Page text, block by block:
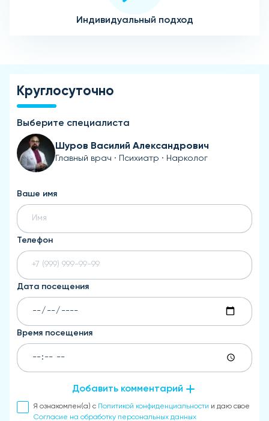
Индивидуальный подход
Круглосуточно
Выберите специалиста
Шуров Василий Александрович
Главный врач · Психиатр · Нарколог
Ваше имя
Телефон
Дата посещения
Время посещения
Добавить комментарий
Я ознакомлен(а) с Политикой конфиденциальности и даю свое
Согласие на обработку персональных данных